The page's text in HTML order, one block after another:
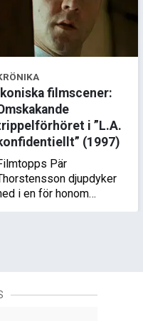
filmscener:
i ”L.A.
(1997)
Pär
djupdyker
i en för honom